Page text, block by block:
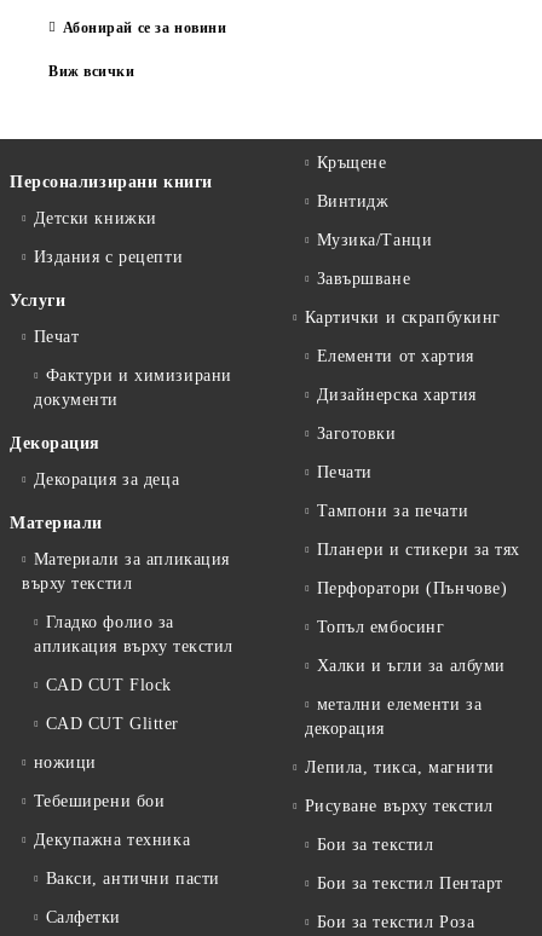
Абонирай се за новини
Виж всички
Персонализирани книги
Детски книжки
Издания с рецепти
Услуги
Печат
Фактури и химизирани
документи
Декорация
Декорация за деца
Материали
Материали за апликация
върху текстил
Гладко фолио за
апликация върху текстил
CAD CUT Flock
CAD CUT Glitter
ножици
Тебеширени бои
Декупажна техника
Вакси, антични пасти
Салфетки
Кръщене
Винтидж
Музика/Танци
Завършване
Картички и скрапбукинг
Елементи от хартия
Дизайнерска хартия
Заготовки
Печати
Тампони за печати
Планери и стикери за тях
Перфоратори (Пънчове)
Топъл ембосинг
Халки и ъгли за албуми
метални елементи за
декорация
Лепила, тикса, магнити
Рисуване върху текстил
Бои за текстил
Бои за текстил Пентарт
Бои за текстил Роза